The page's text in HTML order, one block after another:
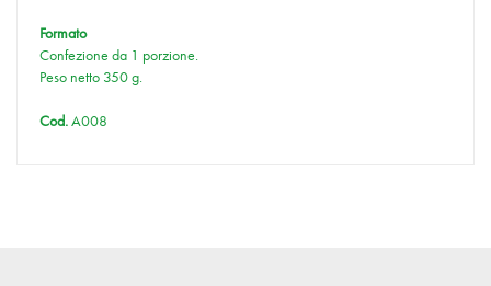
Formato
Confezione da 1 porzione.
Peso netto 350 g.
Cod.A008